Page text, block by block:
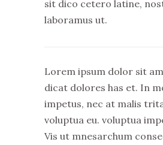
sit dico cetero latine,
laboramus ut.
Lorem ipsum dolor sit
dicat dolores has et. In
impetus, nec at malis
voluptua eu. voluptua
Vis ut mnesarchum